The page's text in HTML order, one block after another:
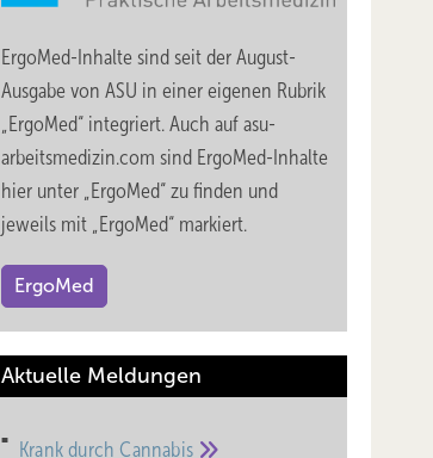
ErgoMed-Inhalte sind seit der August-
Ausgabe von ASU in einer eigenen Rubrik
„ErgoMed“ integriert. Auch auf asu-
arbeitsmedizin.com sind ErgoMed-Inhalte
hier unter „ErgoMed“ zu finden und
jeweils mit „ErgoMed“ markiert.
ErgoMed
Aktuelle Meldungen
Krank durchCannabis